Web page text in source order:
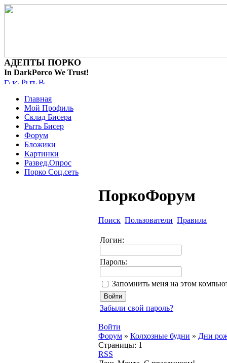
АДЕПТЫ ПОРКО
In DarkPorco We Trust!
Главная
Мой Профиль
Склад Бисера
Рыть Бисер
Форум
Бложики
Картинки
Развед.Опрос
Порко Соц.сеть
ПоркоФорум
Поиск Пользователи Правила
Логин:
Пароль:
Запомнить меня на этом
Забыли свой пароль?
Войти
Форум » Колхозные будни » Дни
Страницы: 1
RSS